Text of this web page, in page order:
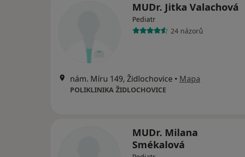
MUDr. Jitka Valachová
Pediatr
24 názorů
nám. Míru 149, Židlochovice • Mapa
POLIKLINIKA ŽIDLOCHOVICE
MUDr. Milana
Smékalová